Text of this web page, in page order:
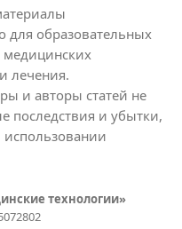
для образовательных
медицинских
лечения.
и авторы статей не
последствия и убытки,
использовании
технологии»